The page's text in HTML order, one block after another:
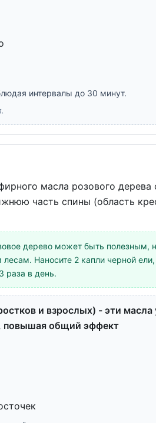
интервалы до 30 минут.
масла розового
часть спины (область
дерево может быть полезным,
Наносите 2 капли черной
раза в день.
и взрослых) - эти масла
повышая общий эффект